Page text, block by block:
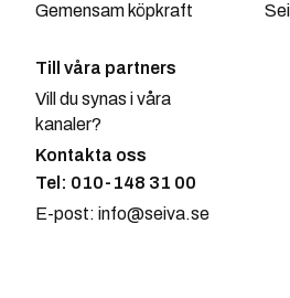
Gemensam köpkraft
Till våra partners
Vill du synas i våra
kanaler?
Kontakta oss
Tel: 010-148 31 00
E-post: info@seiva.se